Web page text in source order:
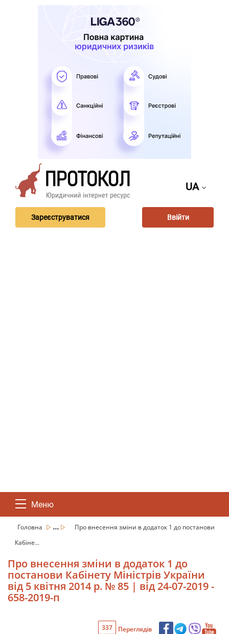
UA
Зареєструватися Ввійти
Меню
Головна ...
Про внесення зміни в додаток 1 до постанови
Кабіне...
Про внесення зміни в додаток 1 до
постанови Кабінету Міністрів України
від 5 квітня 2014 р. № 85 | від 24-07-2019 -
658-2019-п
337 Переглядів